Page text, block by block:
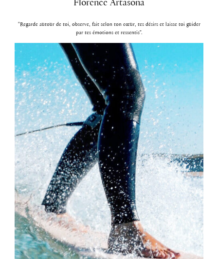
Florence Artasona
"Regarde autour de toi, observe, fait selon ton cœur, tes désirs et laisse toi guider
par tes émotions et ressentis".